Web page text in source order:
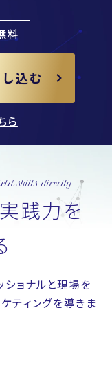
料
込む
ら
skills directly
践力を
ョナルと現場を
ティングを導きま